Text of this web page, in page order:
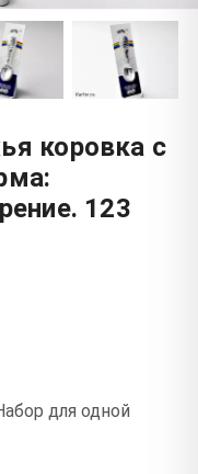
коровка с
123
для одной